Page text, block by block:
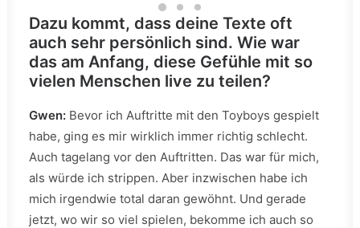
Dazu kommt, dass deine Texte oft
auch sehr persönlich sind. Wie war
das am Anfang, diese Gefühle mit so
vielen Menschen live zu teilen?
Gwen: Bevor ich Auftritte mit den Toyboys gespielt
habe, ging es mir wirklich immer richtig schlecht.
Auch tagelang vor den Auftritten. Das war für mich,
als würde ich strippen. Aber inzwischen habe ich
mich irgendwie total daran gewöhnt. Und gerade
jetzt, wo wir so viel spielen, bekomme ich auch so